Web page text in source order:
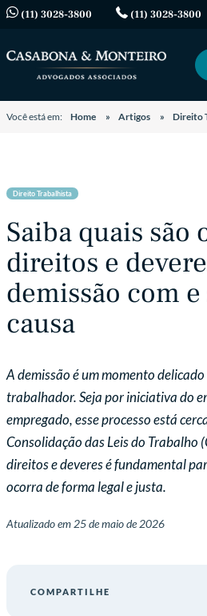
(11) 3028-3800 (11) 3028-3800
Você está em: Home Artigos Direito
Direito Trabalhista
Saiba quais são
direitos e
demissão com
causa
A demissão é um momento
trabalhador. Seja por iniciativa do
empregado, esse processo está
Consolidação das Leis do Trabalho
direitos e deveres é fundamental
ocorra de forma legal e justa.
Atualizado em 25 de maio de 2026
COMPARTILHE